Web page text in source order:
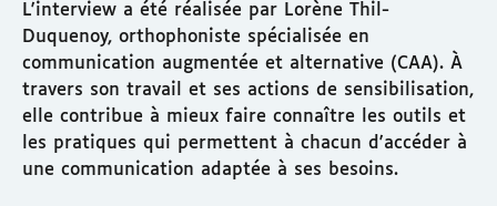
L'interview a été réalisée par Lorène Thil-
Duquenoy, orthophoniste spécialisée en
communication augmentée et alternative (CAA). À
travers son travail et ses actions de sensibilisation,
elle contribue à mieux faire connaître les outils et
les pratiques qui permettent à chacun d'accéder à
une communication adaptée à ses besoins.